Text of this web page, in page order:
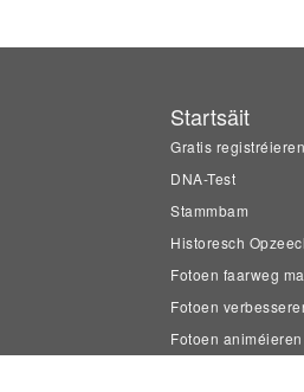
Startsäit
Gratis registréieren
DNA-Test
Stammbam
Historesch
Fotoen faarweg
Fotoen
Fotoen animéieren